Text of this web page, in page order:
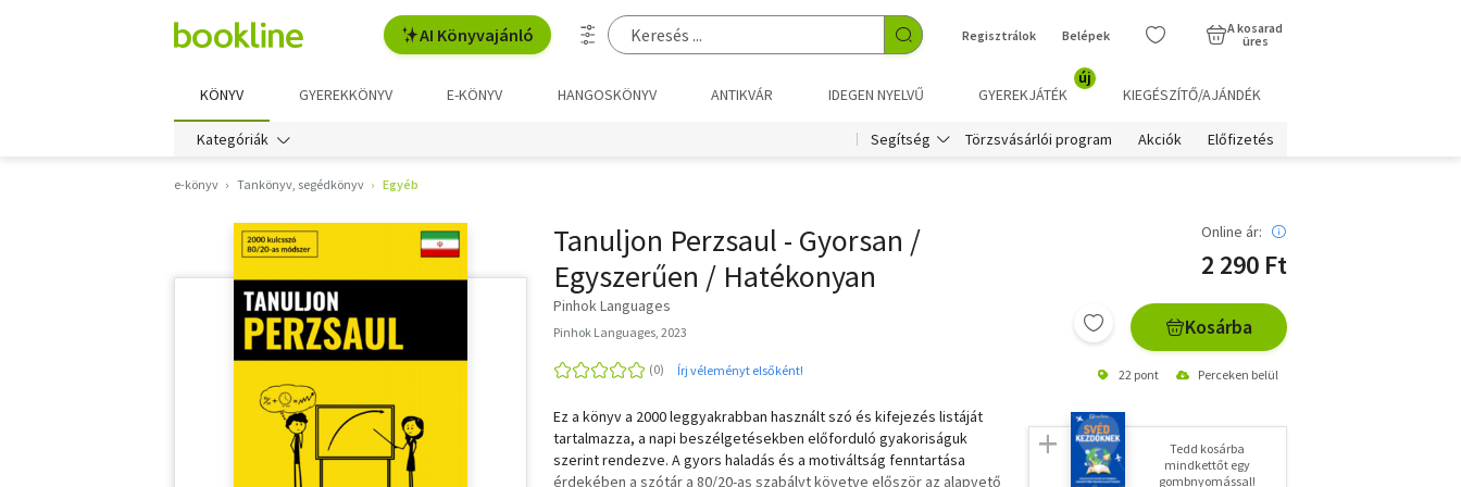
AI Könyvajánló Regisztrálok Belépek
A kosarad
üres
KÖNYV GYEREKKÖNYV E-KÖNYV HANGOSKÖNYV ANTIKVÁR IDEGEN NYELVŰ GYEREKJÁTÉK
új
KIEGÉSZÍTŐ/AJÁNDÉK
Kategóriák Segítség Törzsvásárlói program Akciók Előfizetés
e-könyv Tankönyv, segédkönyv Egyéb
Tanuljon Perzsaul - Gyorsan /
Egyszerűen / Hatékonyan
Pinhok Languages
Pinhok Languages, 2023
Írj véleményt elsőként!
Ez a könyv a 2000 leggyakrabban használt szó és kifejezés listáját
tartalmazza, a napi beszélgetésekben előforduló gyakoriságuk
szerint rendezve. A gyors haladás és a motiváltság fenntartása
érdekében a szótár a 80/20-as szabályt követve először az alapvető
Online ár:
2 290 Ft
Kosárba
22 pont Perceken belül
Tedd kosárba
mindkettőt egy
gombnyomással!